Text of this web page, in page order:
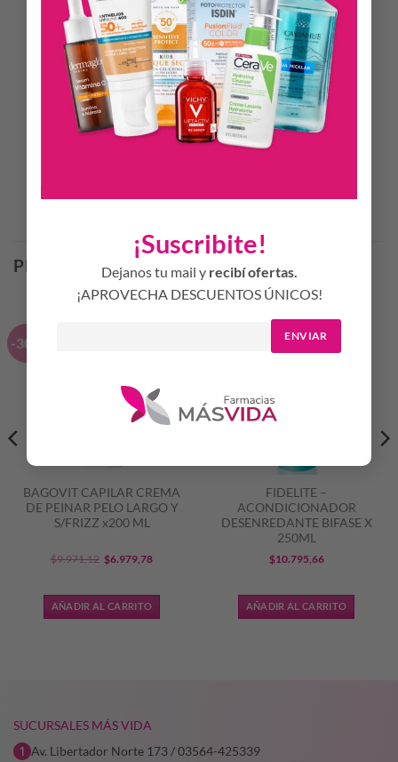
¡Suscribite!
Dejanos tu mail y recibí ofertas.
¡APROVECHA DESCUENTOS ÚNICOS!
ENVIAR
Posee filtro UV que lo protege de los rayos ultravioleta.
Modo de empleo
Aplicar la cantidad necesaria sobre el cabello húmedo.
Masajear esparciendo el producto por toda la cabellera y
proceder al peinado. No enjuagar. Dejar secar naturalmente o
con secador de cabello.
PRODUCTOS RELACIONADOS
-30%
BAGOVIT CAPILAR CREMA
DE PEINAR PELO LARGO Y
S/FRIZZ x200 ML
$9.971,12 El
original
era:
$6.979,78El
es:
AÑADIR AL CARRITO
FIDELITE –
ACONDICIONADOR
DESENREDANTE BIFASE X
250ML
$10.795,66
AÑADIR AL CARRITO
SUCURSALES MÁS VIDA
Av. Libertador Norte 173 / 03564-425339